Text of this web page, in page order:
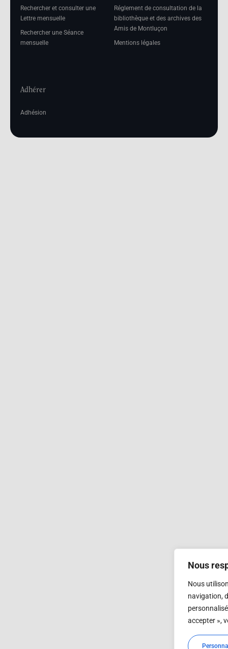
Nous
Nous
navigation,
accepter »,
Rechercher et consulter une
Lettre mensuelle
Rechercher une Séance
mensuelle
Réglement de consultation de la
bibliothèque et des archives des
Amis de Montluçon
Mentions légales
Adhérer
Adhésion